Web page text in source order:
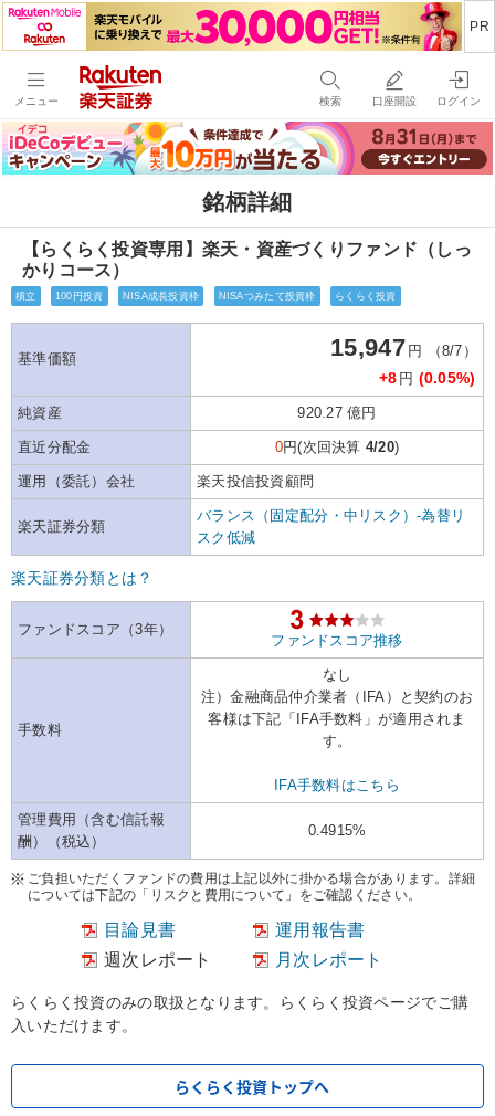
メニュー 検索 口座開設 ログイン
銘柄詳細
【らくらく投資専用】楽天・資産づくりファンド（しっ
かりコース）
積立 100円投資 NISA成長投資枠 NISAつみたて投資枠 らくらく投資
基準価額 15,947 円 （8/7）
+8 円 (0.05%)
純資産 920.27 億円
直近分配金 0円(次回決算 4/20)
運用（委託）会社 楽天投信投資顧問
楽天証券分類
バランス（固定配分・中リスク）-為替リ
スク低減
楽天証券分類とは？
ファンドスコア（3年）
ファンドスコア推移
手数料
なし
注）金融商品仲介業者（IFA）と契約のお
客様は下記「IFA手数料」が適用されま
す。
IFA手数料はこちら
管理費用（含む信託報
酬）（税込）
0.4915%
ご負担いただくファンドの費用は上記以外に掛かる場合があります。詳細
については下記の「リスクと費用について」をご確認ください。
目論見書
運用報告書
週次レポート
月次レポート
らくらく投資のみの取扱となります。らくらく投資ページでご購
入いただけます。
らくらく投資トップへ